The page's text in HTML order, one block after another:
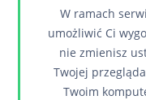
Wybór
W ramach
umożliwić Ci
nie zmienisz
Twojej
Twoim